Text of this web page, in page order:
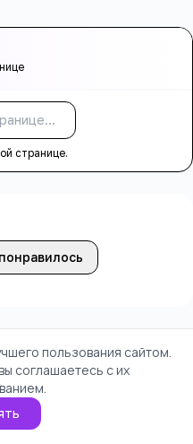
странице.
пользования сайтом.
соглашаетесь с их